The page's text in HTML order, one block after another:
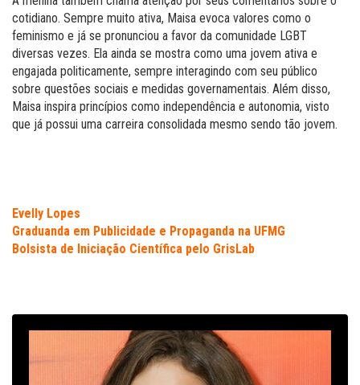
cotidiano. Sempre muito ativa, Maisa evoca valores como o
feminismo e já se pronunciou a favor da comunidade LGBT
diversas vezes. Ela ainda se mostra como uma jovem ativa e
engajada politicamente, sempre interagindo com seu público
sobre questões sociais e medidas governamentais. Além disso,
Maisa inspira princípios como independência e autonomia, visto
que já possui uma carreira consolidada mesmo sendo tão jovem.
Evelly Lopes
Graduanda em Publicidade e Propaganda na UFMG
Bolsista de Iniciação Científica pelo GrisLab